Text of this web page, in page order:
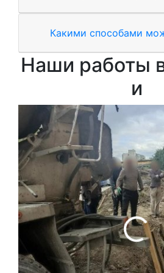
Какими способами
Наши работы
и